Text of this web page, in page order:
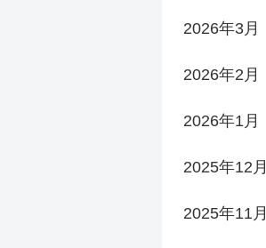
2026年3月
2026年2月
2026年1月
2025年12月
2025年11月